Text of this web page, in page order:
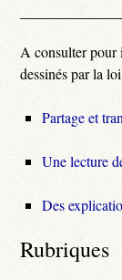
A consulter pour
dessinés par la
Partage et
Une lecture
Des
Rubriques